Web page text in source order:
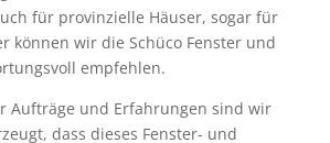
für provinzielle Häuser, sogar für
können wir die Schüco Fenster und
empfehlen.
Aufträge und Erfahrungen sind wir
dass dieses Fenster- und